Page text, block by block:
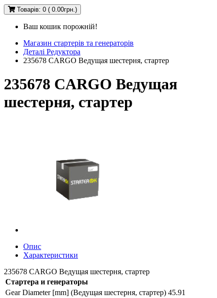
Товарів: 0 ( 0.00грн.)
Ваш кошик порожній!
Магазин стартерів та генераторів
Деталі Редуктора
235678 CARGO Ведущая шестерня, стартер
235678 CARGO Ведущая
шестерня, стартер
Опис
Характеристики
235678 CARGO Ведущая шестерня, стартер
Стартера и генераторы
Gear Diameter [mm] (Ведущая шестерня, стартер) 45.91